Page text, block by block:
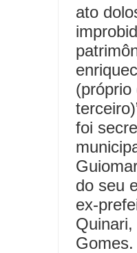
ato
(próprio
foi
do seu
ex-
Gomes.